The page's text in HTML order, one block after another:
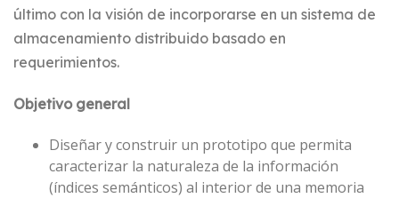
último con la visión de incorporarse en un sistema de
almacenamiento distribuido basado en
requerimientos.
Objetivo general
Diseñar y construir un prototipo que permita
caracterizar la naturaleza de la información
(índices semánticos) al interior de una memoria